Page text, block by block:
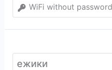
WiFi without password
ежики